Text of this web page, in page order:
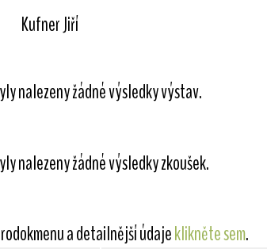
Kufner Jiří
nalezeny žádné výsledky výstav.
nalezeny žádné výsledky zkoušek.
a detailnější údajeklikněte sem.